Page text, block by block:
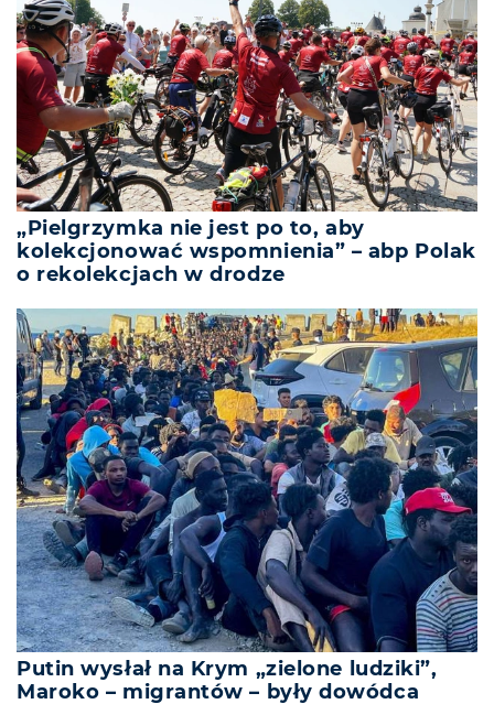
„Pielgrzymka nie jest po to, aby
kolekcjonować wspomnienia” – abp Polak
o rekolekcjach w drodze
Putin wysłał na Krym „zielone ludziki”,
Maroko – migrantów – były dowódca